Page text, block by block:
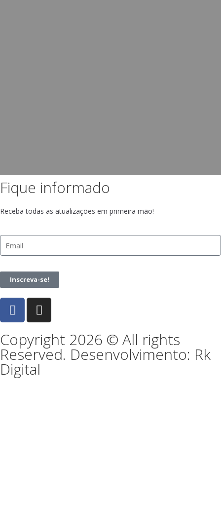
Fique informado
Receba todas as atualizações em primeira mão!
Inscreva-se!
Copyright 2026 © All rights
Reserved. Desenvolvimento: Rk
Digital